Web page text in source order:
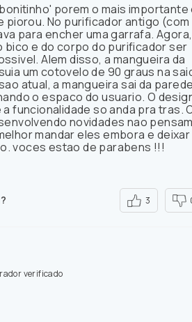
porem o mais importante
piorou. No purificador antigo (com
para encher uma garrafa. Agora,
bico e do corpo do purificador ser
Alem disso, a mangueira da
um cotovelo de 90 graus na
atual, a mangueira sai da
o espaco do usuario. O
funcionalidade so anda pra tras.
novidades nao
mandar eles embora e deixar
voces estao de parabens !!!
3
verificado